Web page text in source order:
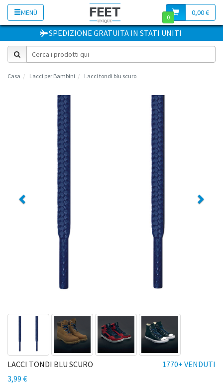
MENÙ 0,00 €
0
SPEDIZIONE GRATUITA IN STATI UNITI
Casa Lacci per Bambini Lacci tondi blu scuro
Previous
1770+ VENDUTI
LACCI TONDI BLU SCURO
3,99 €